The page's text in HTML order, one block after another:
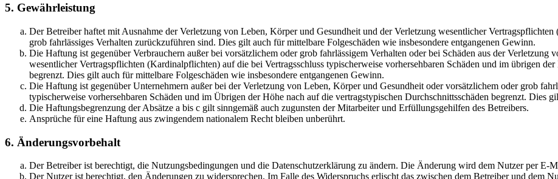
5. Gewährleistung
Der Betreiber haftet mit Ausnahme der Verletzung von Leben, Körper und Gesundheit und der Verletzung wesentlicher
grob fahrlässiges Verhalten zurückzuführen sind. Dies gilt auch für mittelbare Folgeschäden wie insbesondere entgangenen Gewinn.
Die Haftung ist gegenüber Verbrauchern außer bei vorsätzlichem oder grob fahrlässigem Verhalten oder bei Schäden aus der
wesentlicher Vertragspflichten (Kardinalpflichten) auf die bei Vertragsschluss typischerweise vorhersehbaren Schäden und im übrigen
begrenzt. Dies gilt auch für mittelbare Folgeschäden wie insbesondere entgangenen Gewinn.
Die Haftung ist gegenüber Unternehmern außer bei der Verletzung von Leben, Körper und Gesundheit oder vorsätzlichem oder grob
typischerweise vorhersehbaren Schäden und im Übrigen der Höhe nach auf die vertragstypischen Durchschnittsschäden begrenzt. Dies
Die Haftungsbegrenzung der Absätze a bis c gilt sinngemäß auch zugunsten der Mitarbeiter und Erfüllungsgehilfen des Betreibers.
Ansprüche für eine Haftung aus zwingendem nationalem Recht bleiben unberührt.
6. Änderungsvorbehalt
Der Betreiber ist berechtigt, die Nutzungsbedingungen und die Datenschutzerklärung zu ändern. Die Änderung wird dem Nutzer per E-
Der Nutzer ist berechtigt, den Änderungen zu widersprechen. Im Falle des Widerspruchs erlischt das zwischen dem Betreiber und dem